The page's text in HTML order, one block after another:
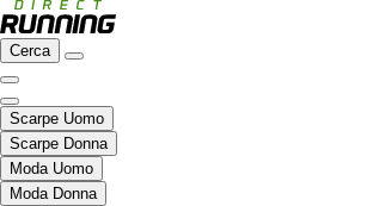
Cerca
Scarpe Uomo
Scarpe Donna
Moda Uomo
Moda Donna